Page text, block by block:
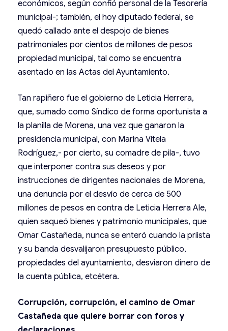
económicos, según confió personal de la Tesorería
municipal-; también, el hoy diputado federal, se
quedó callado ante el despojo de bienes
patrimoniales por cientos de millones de pesos
propiedad municipal, tal como se encuentra
asentado en las Actas del Ayuntamiento.
Tan rapiñero fue el gobierno de Leticia Herrera,
que, sumado como Síndico de forma oportunista a
la planilla de Morena, una vez que ganaron la
presidencia municipal, con Marina Vitela
Rodríguez,- por cierto, su comadre de pila-, tuvo
que interponer contra sus deseos y por
instrucciones de dirigentes nacionales de Morena,
una denuncia por el desvío de cerca de 500
millones de pesos en contra de Leticia Herrera Ale,
quien saqueó bienes y patrimonio municipales, que
Omar Castañeda, nunca se enteró cuando la priista
y su banda desvalijaron presupuesto público,
propiedades del ayuntamiento, desviaron dinero de
la cuenta pública, etcétera.
Corrupción, corrupción, el camino de Omar
Castañeda que quiere borrar con foros y